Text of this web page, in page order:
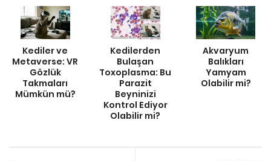
Kediler ve
Metaverse: VR
Gözlük
Takmaları
Mümkün mü?
Kedilerden
Bulaşan
Toxoplasma: Bu
Parazit
Beyninizi
Kontrol Ediyor
Olabilir mi?
Akvaryum
Balıkları
Yamyam
Olabilir mi?